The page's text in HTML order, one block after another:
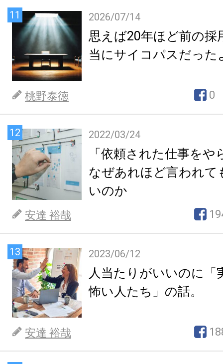
11 2026/07/14
思えば20年ほど前の採
当にサイコパスだった
桃野泰徳 0
12 2022/03/24
「依頼された仕事を
なぜあれほど言われて
いのか
安達 裕哉
13 2023/06/12
人当たりがいいのに「
怖い人たち」の話。
安達 裕哉